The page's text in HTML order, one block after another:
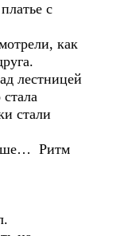
с
как
лестницей
стали
Ритм